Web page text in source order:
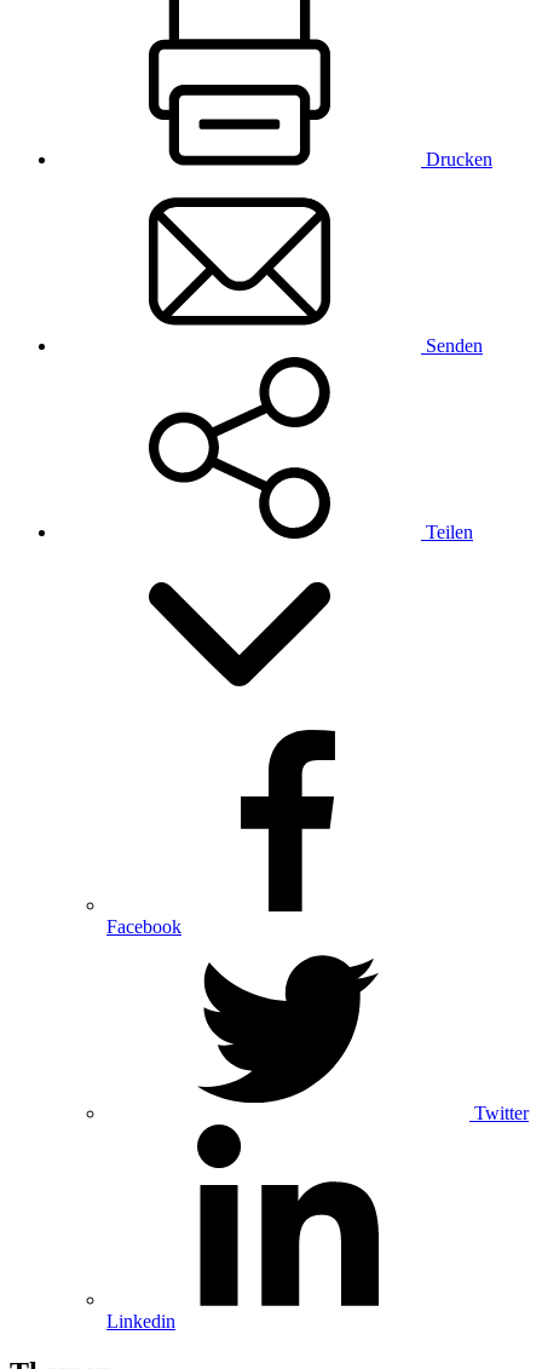
Drucken
Senden
Teilen
Facebook
Twitter
Linkedin